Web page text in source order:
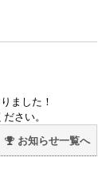
ました！
さい。
お知らせ一覧へ